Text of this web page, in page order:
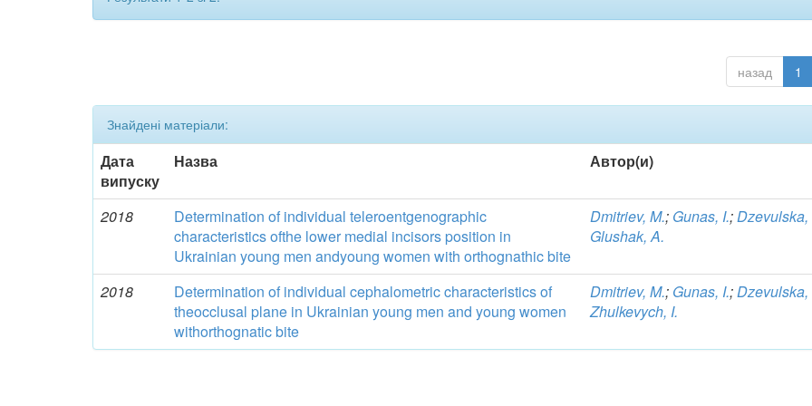
назад 1
Знайдені матеріали:
Дата
випуску
Назва Автор(и)
2018
Determination of individual teleroentgenographic
characteristics ofthe lower medial incisors position in
Ukrainian young men andyoung women with orthognathic bite
Dmitriev, M.; Gunas, I.;Dzevulska,
Glushak, A.
2018
Determination of individual cephalometric characteristics of
theocclusal plane in Ukrainian young men and young women
withorthognatic bite
Dmitriev, M.; Gunas, I.;Dzevulska,
Zhulkevych, I.